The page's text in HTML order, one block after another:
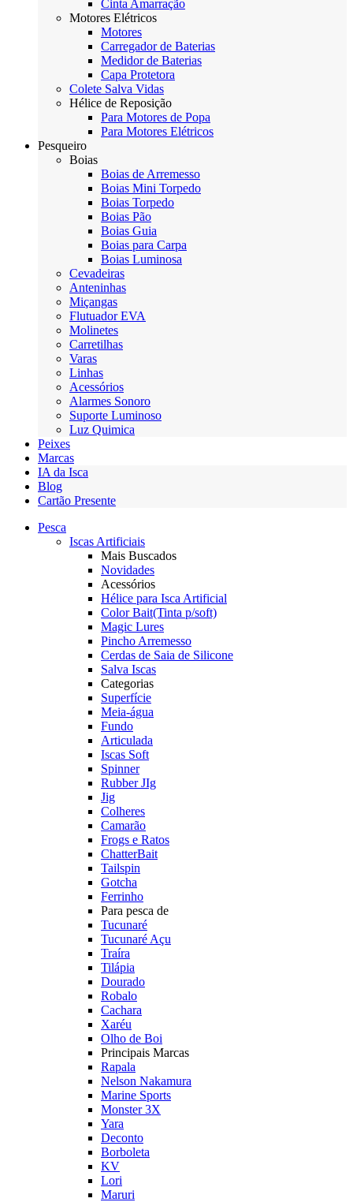
Cinta Amarração
Motores Elétricos
Motores
Carregador de Baterias
Medidor de Baterias
Capa Protetora
Colete Salva Vidas
Hélice de Reposição
Para Motores de Popa
Para Motores Elétricos
Pesqueiro
Boias
Boias de Arremesso
Boias Mini Torpedo
Boias Torpedo
Boias Pão
Boias Guia
Boias para Carpa
Boias Luminosa
Cevadeiras
Anteninhas
Miçangas
Flutuador EVA
Molinetes
Carretilhas
Varas
Linhas
Acessórios
Alarmes Sonoro
Suporte Luminoso
Luz Quimica
Peixes
Marcas
IA da Isca
Blog
Cartão Presente
Pesca
Iscas Artificiais
Mais Buscados
Novidades
Acessórios
Hélice para Isca Artificial
Color Bait(Tinta p/soft)
Magic Lures
Pincho Arremesso
Cerdas de Saia de Silicone
Salva Iscas
Categorias
Superfície
Meia-água
Fundo
Articulada
Iscas Soft
Spinner
Rubber JIg
Jig
Colheres
Camarão
Frogs e Ratos
ChatterBait
Tailspin
Gotcha
Ferrinho
Para pesca de
Tucunaré
Tucunaré Açu
Traíra
Tilápia
Dourado
Robalo
Cachara
Xaréu
Olho de Boi
Principais Marcas
Rapala
Nelson Nakamura
Marine Sports
Monster 3X
Yara
Deconto
Borboleta
KV
Lori
Maruri